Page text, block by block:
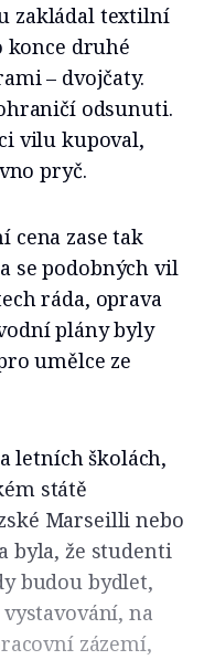
zakládal textilní
konce druhé
– dvojčaty.
odsunuti.
vilu kupoval,
pryč.
cena zase tak
se podobných vil
ráda, oprava
plány byly
umělce ze
letních školách,
státě
Marseilli nebo
byla, že studenti
budou bydlet,
na
zázemí,